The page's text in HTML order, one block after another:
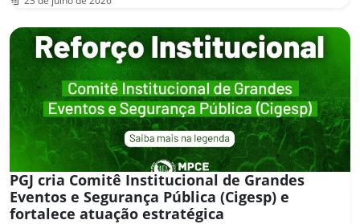
PGJ cria Comitê Institucional de Grandes
Eventos e Segurança Pública (Cigesp) e
fortalece atuação estratégica